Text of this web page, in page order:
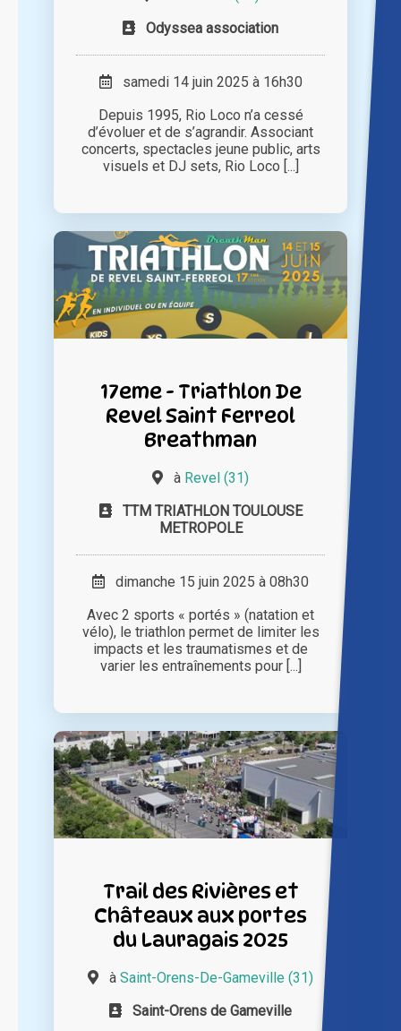
Odyssea association
samedi 14 juin 2025 à 16h30
Depuis 1995, Rio Loco n’a cessé
d’évoluer et de s’agrandir. Associant
concerts, spectacles jeune public, arts
visuels et DJ sets, Rio Loco [...]
17eme - Triathlon De
Revel Saint Ferreol
Breathman
à Revel (31)
TTM TRIATHLON TOULOUSE
METROPOLE
dimanche 15 juin 2025 à 08h30
Avec 2 sports « portés » (natation et
vélo), le triathlon permet de limiter les
impacts et les traumatismes et de
varier les entraînements pour [...]
Trail des Rivières et
Châteaux aux portes
du Lauragais 2025
à Saint-Orens-De-Gameville (31)
Saint-Orens de Gameville